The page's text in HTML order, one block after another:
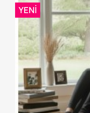
YENI